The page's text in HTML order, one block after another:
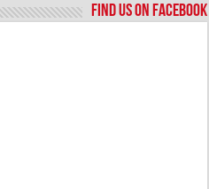
Find us on Facebook